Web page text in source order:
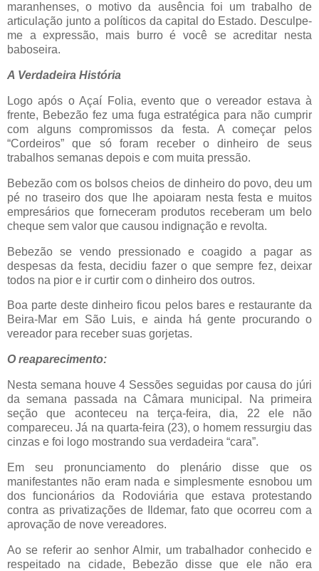
maranhenses, o motivo da ausência foi um trabalho de
articulação junto a políticos da capital do Estado. Desculpe-
me a expressão, mais burro é você se acreditar nesta
baboseira.
A Verdadeira História
Logo após o Açaí Folia, evento que o vereador estava à
frente, Bebezão fez uma fuga estratégica para não cumprir
com alguns compromissos da festa. A começar pelos
“Cordeiros” que só foram receber o dinheiro de seus
trabalhos semanas depois e com muita pressão.
Bebezão com os bolsos cheios de dinheiro do povo, deu um
pé no traseiro dos que lhe apoiaram nesta festa e muitos
empresários que forneceram produtos receberam um belo
cheque sem valor que causou indignação e revolta.
Bebezão se vendo pressionado e coagido a pagar as
despesas da festa, decidiu fazer o que sempre fez, deixar
todos na pior e ir curtir com o dinheiro dos outros.
Boa parte deste dinheiro ficou pelos bares e restaurante da
Beira-Mar em São Luis, e ainda há gente procurando o
vereador para receber suas gorjetas.
O reaparecimento:
Nesta semana houve 4 Sessões seguidas por causa do júri
da semana passada na Câmara municipal. Na primeira
seção que aconteceu na terça-feira, dia, 22 ele não
compareceu. Já na quarta-feira (23), o homem ressurgiu das
cinzas e foi logo mostrando sua verdadeira “cara”.
Em seu pronunciamento do plenário disse que os
manifestantes não eram nada e simplesmente esnobou um
dos funcionários da Rodoviária que estava protestando
contra as privatizações de Ildemar, fato que ocorreu com a
aprovação de nove vereadores.
Ao se referir ao senhor Almir, um trabalhador conhecido e
respeitado na cidade, Bebezão disse que ele não era